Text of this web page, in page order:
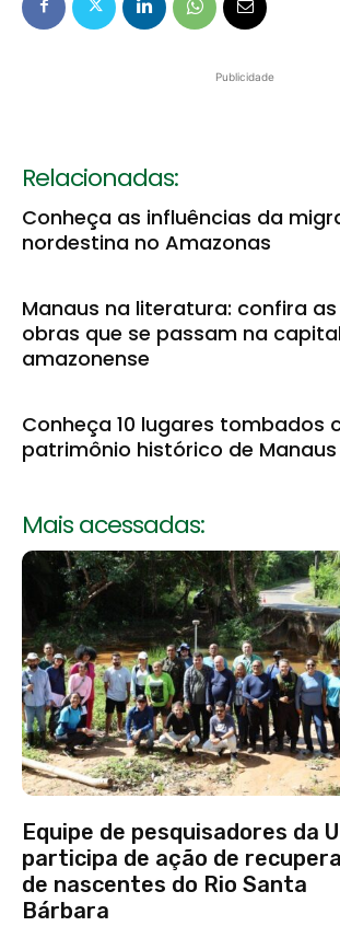
Publicidade
Relacionadas:
Conheça as influências da
nordestina no Amazonas
Manaus na literatura: confira as
obras que se passam na capital
amazonense
Conheça 10 lugares tombados
patrimônio histórico de Manaus
Mais acessadas:
Equipe de pesquisadores da
participa de ação de
de nascentes do Rio Santa
Bárbara